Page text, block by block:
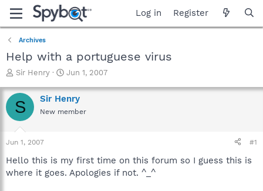
Log in Register
Archives
Help with a portuguese virus
T
r
e
a
t
a
t
Sir Henry
S
a
r
t
e
Jun 1, 2007
S Sir Henry
New member
Jun 1, 2007 #1
Hello this is my first time on this forum so I guess this is
where it goes. Apologies if not. ^_^